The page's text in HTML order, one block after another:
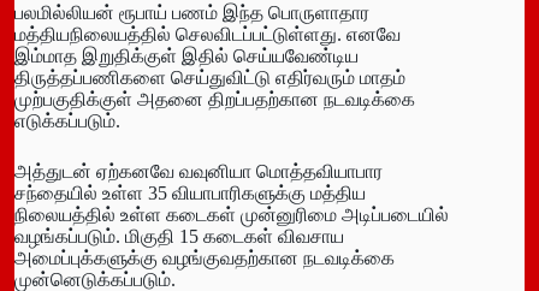
பலமில்லியன் ரூபாய் பணம் இந்த பொருளாதார
மத்தியநிலையத்தில் செலவிடப்பட்டுள்ளது. எனவே
இம்மாத இறுதிக்குள் இதில் செய்யவேண்டிய
திருத்தப்பணிகளை செய்துவிட்டு எதிர்வரும் மாதம்
முற்பகுதிக்குள் அதனை திறப்பதற்கான நடவடிக்கை
எடுக்கப்படும்.
அத்துடன் ஏற்கனவே வவுனியா மொத்தவியாபார
சந்தையில் உள்ள 35 வியாபாரிகளுக்கு மத்திய
நிலையத்தில் உள்ள கடைகள் முன்னுரிமை அடிப்படையில்
வழங்கப்படும். மிகுதி 15 கடைகள் விவசாய
அமைப்புக்களுக்கு வழங்குவதற்கான நடவடிக்கை
முன்னெடுக்கப்படும்.